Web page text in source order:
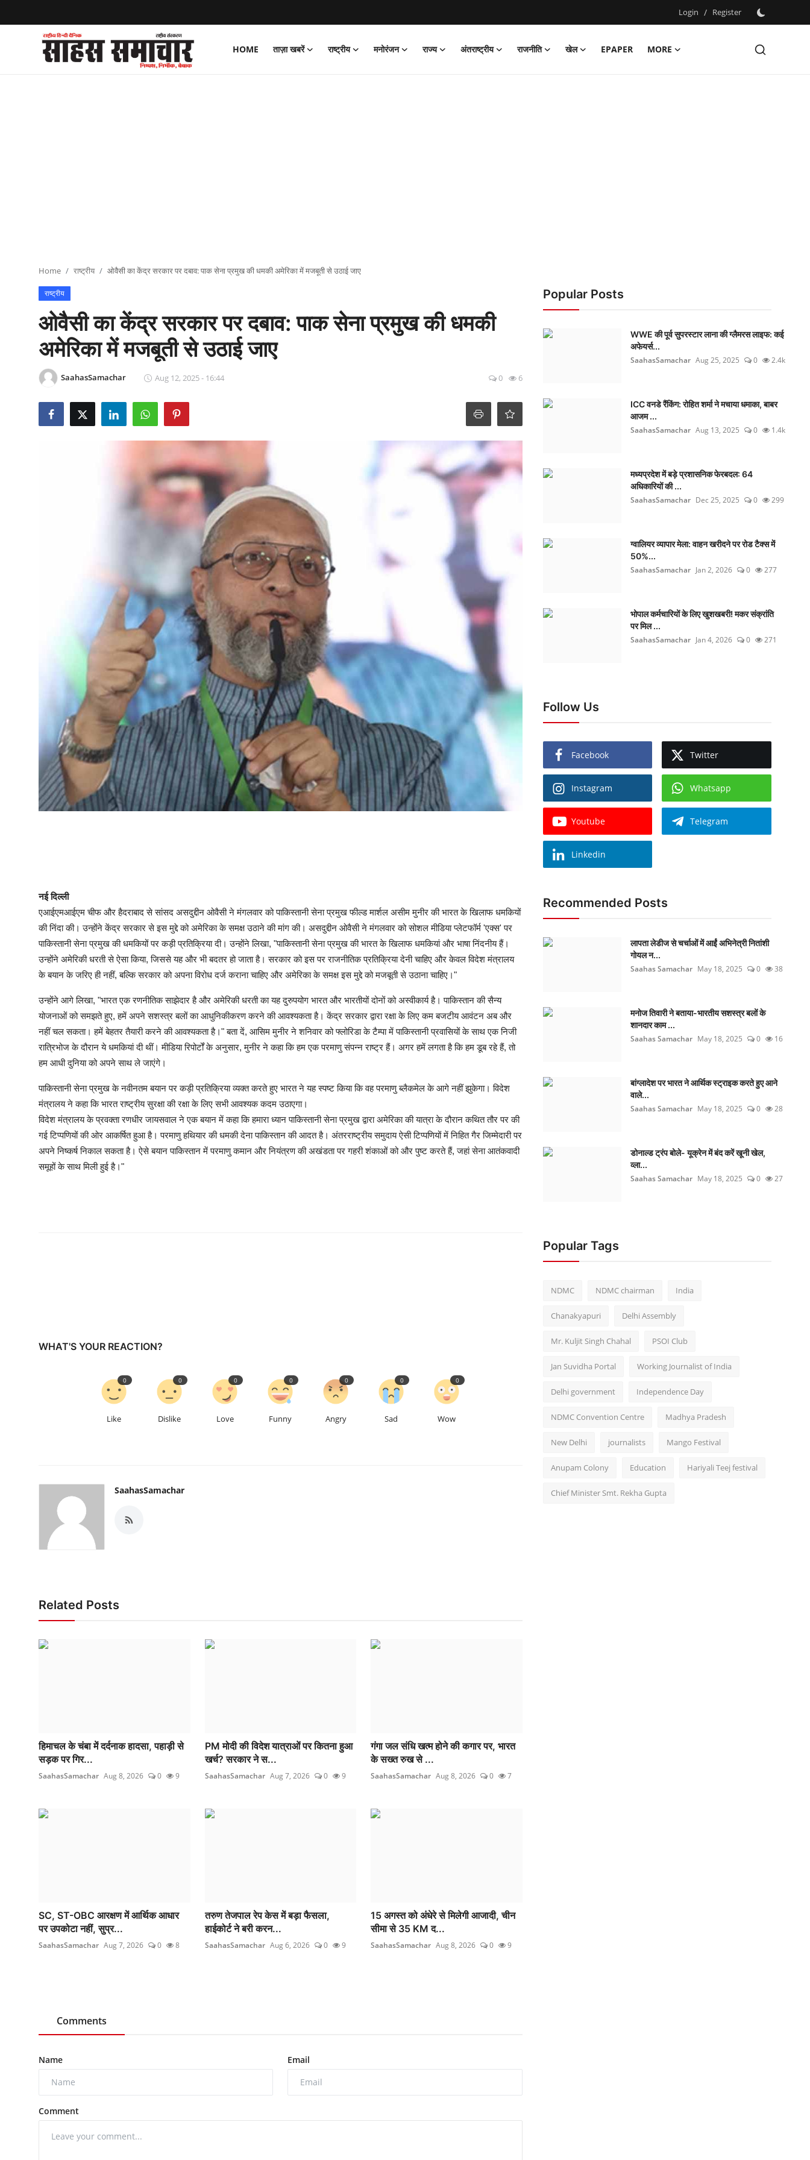
Login / Register
HOME ताज़ा खबरें राष्ट्रीय मनोरंजन राज्य अंतराष्ट्रीय राजनीति खेल EPAPER
MORE
Register
Home राष्ट्रीय ओवैसी का केंद्र सरकार पर दबाव: पाक सेना प्रमुख की धमकी अमेरिका में मजबूती से उठाई जाए
राष्ट्रीय
ओवैसी का केंद्र सरकार पर दबाव: पाक सेना प्रमुख की धमकी
अमेरिका में मजबूती से उठाई जाए
SaahasSamachar Aug 12, 2025 - 16:44 0 6
नई दिल्ली
एआईएमआईएम चीफ और हैदराबाद से सांसद असदुद्दीन ओवैसी ने मंगलवार को पाकिस्तानी सेना प्रमुख फील्ड मार्शल असीम मुनीर की भारत के खिलाफ धमकियों
की निंदा की। उन्होंने केंद्र सरकार से इस मुद्दे को अमेरिका के समक्ष उठाने की मांग की। असदुद्दीन ओवैसी ने मंगलवार को सोशल मीडिया प्लेटफॉर्म 'एक्स' पर
पाकिस्तानी सेना प्रमुख की धमकियों पर कड़ी प्रतिक्रिया दी। उन्होंने लिखा, "पाकिस्तानी सेना प्रमुख की भारत के खिलाफ धमकियां और भाषा निंदनीय हैं।
उन्होंने अमेरिकी धरती से ऐसा किया, जिससे यह और भी बदतर हो जाता है। सरकार को इस पर राजनीतिक प्रतिक्रिया देनी चाहिए और केवल विदेश मंत्रालय
के बयान के जरिए ही नहीं, बल्कि सरकार को अपना विरोध दर्ज कराना चाहिए और अमेरिका के समक्ष इस मुद्दे को मजबूती से उठाना चाहिए।"
उन्होंने आगे लिखा, "भारत एक रणनीतिक साझेदार है और अमेरिकी धरती का यह दुरुपयोग भारत और भारतीयों दोनों को अस्वीकार्य है। पाकिस्तान की सैन्य
योजनाओं को समझते हुए, हमें अपने सशस्त्र बलों का आधुनिकीकरण करने की आवश्यकता है। केंद्र सरकार द्वारा रक्षा के लिए कम बजटीय आवंटन अब और
नहीं चल सकता। हमें बेहतर तैयारी करने की आवश्यकता है।" बता दें, आसिम मुनीर ने शनिवार को फ्लोरिडा के टैम्पा में पाकिस्तानी प्रवासियों के साथ एक निजी
रात्रिभोज के दौरान ये धमकियां दी थीं। मीडिया रिपोर्टों के अनुसार, मुनीर ने कहा कि हम एक परमाणु संपन्न राष्ट्र हैं। अगर हमें लगता है कि हम डूब रहे हैं, तो
हम आधी दुनिया को अपने साथ ले जाएंगे।
पाकिस्तानी सेना प्रमुख के नवीनतम बयान पर कड़ी प्रतिक्रिया व्यक्त करते हुए भारत ने यह स्पष्ट किया कि वह परमाणु ब्लैकमेल के आगे नहीं झुकेगा। विदेश
मंत्रालय ने कहा कि भारत राष्ट्रीय सुरक्षा की रक्षा के लिए सभी आवश्यक कदम उठाएगा।
विदेश मंत्रालय के प्रवक्ता रणधीर जायसवाल ने एक बयान में कहा कि हमारा ध्यान पाकिस्तानी सेना प्रमुख द्वारा अमेरिका की यात्रा के दौरान कथित तौर पर की
गई टिप्पणियों की ओर आकर्षित हुआ है। परमाणु हथियार की धमकी देना पाकिस्तान की आदत है। अंतरराष्ट्रीय समुदाय ऐसी टिप्पणियों में निहित गैर जिम्मेदारी पर
अपने निष्कर्ष निकाल सकता है। ऐसे बयान पाकिस्तान में परमाणु कमान और नियंत्रण की अखंडता पर गहरी शंकाओं को और पुष्ट करते हैं, जहां सेना आतंकवादी
समूहों के साथ मिली हुई है।"
WHAT'S YOUR REACTION?
Like
0
Dislike
0
Love
0
Funny
0
Angry
0
Sad
0
Wow
0
SaahasSamachar
Related Posts
हिमाचल के चंबा में दर्दनाक हादसा, पहाड़ी से
सड़क पर गिर...
SaahasSamachar Aug 8, 2026 0 9
PM मोदी की विदेश यात्राओं पर कितना हुआ
खर्च? सरकार ने स...
SaahasSamachar Aug 7, 2026 0 9
गंगा जल संधि खत्म होने की कगार पर, भारत
के सख्त रुख से ...
SaahasSamachar Aug 8, 2026 0 7
SC, ST-OBC आरक्षण में आर्थिक आधार
पर उपकोटा नहीं, सुप्र...
SaahasSamachar Aug 7, 2026 0 8
तरुण तेजपाल रेप केस में बड़ा फैसला,
हाईकोर्ट ने बरी करन...
SaahasSamachar Aug 6, 2026 0 9
15 अगस्त को अंधेरे से मिलेगी आजादी, चीन
सीमा से 35 KM द...
SaahasSamachar Aug 8, 2026 0 9
Comments
Name Email
Comment
Popular Posts
WWE की पूर्व सुपरस्टार लाना की ग्लैमरस लाइफ: कई
अफेयर्स...
SaahasSamachar Aug 25, 2025 0 2.4k
ICC वनडे रैंकिंग: रोहित शर्मा ने मचाया धमाका, बाबर
आजम ...
SaahasSamachar Aug 13, 2025 0 1.4k
मध्यप्रदेश में बड़े प्रशासनिक फेरबदल: 64
अधिकारियों की ...
SaahasSamachar Dec 25, 2025 0 299
ग्वालियर व्यापार मेला: वाहन खरीदने पर रोड टैक्स में
50%...
SaahasSamachar Jan 2, 2026 0 277
भोपाल कर्मचारियों के लिए खुशखबरी! मकर संक्रांति
पर मिल ...
SaahasSamachar Jan 4, 2026 0 271
Follow Us
Facebook Twitter
Instagram Whatsapp
Youtube Telegram
Linkedin
Recommended Posts
लापता लेडीज से चर्चाओं में आईं अभिनेत्री नितांशी
गोयल न...
Saahas Samachar May 18, 2025 0 38
मनोज तिवारी ने बताया-भारतीय सशस्त्र बलों के
शानदार काम ...
Saahas Samachar May 18, 2025 0 16
बांग्लादेश पर भारत ने आर्थिक स्ट्राइक करते हुए आने
वाले...
Saahas Samachar May 18, 2025 0 28
डोनाल्ड ट्रंप बोले- यूक्रेन में बंद करें खूनी खेल,
व्ला...
Saahas Samachar May 18, 2025 0 27
Popular Tags
NDMC NDMC chairman India
Chanakyapuri Delhi Assembly
Mr. Kuljit Singh Chahal PSOI Club
Jan Suvidha Portal Working Journalist of India
Delhi government Independence Day
NDMC Convention Centre Madhya Pradesh
New Delhi journalists Mango Festival
Anupam Colony Education Hariyali Teej festival
Chief Minister Smt. Rekha Gupta